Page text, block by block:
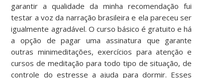
garantir a qualidade da minha recomendação fui
testar a voz da narração brasileira e ela pareceu ser
igualmente agradável. O curso básico é gratuito e há
a opção de pagar uma assinatura que garante
outras minimeditações, exercícios para atenção e
cursos de meditação para todo tipo de situação, de
controle do estresse a ajuda para dormir. Esses